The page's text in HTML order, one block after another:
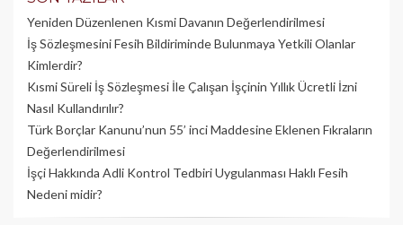
Yeniden Düzenlenen Kısmi Davanın Değerlendirilmesi
İş Sözleşmesini Fesih Bildiriminde Bulunmaya Yetkili Olanlar
Kimlerdir?
Kısmi Süreli İş Sözleşmesi İle Çalışan İşçinin Yıllık Üc­retli İzni
Nasıl Kullandırılır?
Türk Borçlar Kanunu’nun 55’ inci Maddesine Eklenen Fıkraların
Değerlendirilmesi
İşçi Hakkında Adli Kontrol Tedbiri Uygulanması Haklı Fesih
Nedeni midir?